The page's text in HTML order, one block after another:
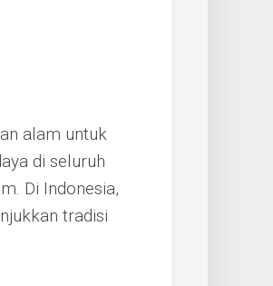
alam untuk
di seluruh
Di Indonesia,
tradisi